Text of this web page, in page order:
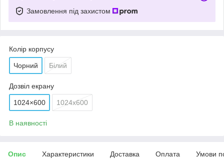
Замовлення під захистом
Колір корпусу
Чорний Білий
Дозвіл екрану
1024×600 1024х600
В наявності
Опис Характеристики Доставка Оплата Умови